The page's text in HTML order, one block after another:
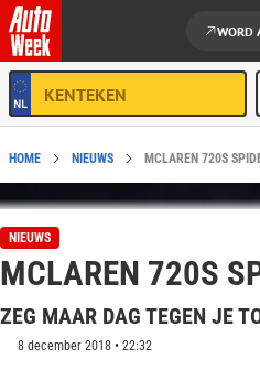
Ga naar de inhoud
WORD
HOME NIEUWS MCLAREN 720S
NIEUWS
MCLAREN 720S
ZEG MAAR DAG TEGEN JE
8 december 2018 • 22:32